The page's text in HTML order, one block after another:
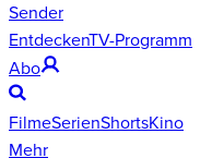
Sender
EntdeckenTV-Programm
Abo
FilmeSerienShortsKino
Mehr